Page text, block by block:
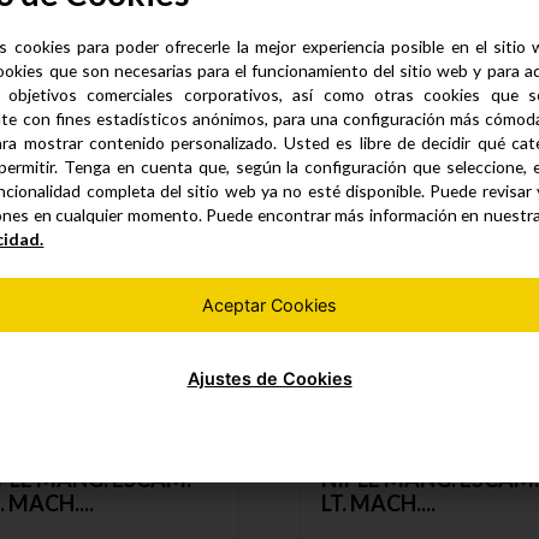
Productos similares
MANG. ESCAM.
MACH....
NIPLE MANG. ESCAM.
LT. MACH....
cookies para poder ofrecerle la mejor experiencia posible en el sitio
que son necesarias para el funcionamiento del sitio web y para
objetivos comerciales corporativos, así como otras cookies que
con fines estadísticos anónimos, para una configuración más
mostrar contenido personalizado. Usted es libre de decidir qué
Tenga en cuenta que, según la configuración que seleccione,
completa del sitio web ya no esté disponible. Puede revisar
en cualquier momento. Puede encontrar más información en nuestra
Aceptar Cookies
Ajustes de Cookies